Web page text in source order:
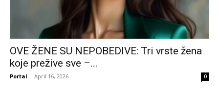
OVE ŽENE SU NEPOBEDIVE: Tri vrste žena
koje prežive sve –...
Portal - April 16, 2026 0